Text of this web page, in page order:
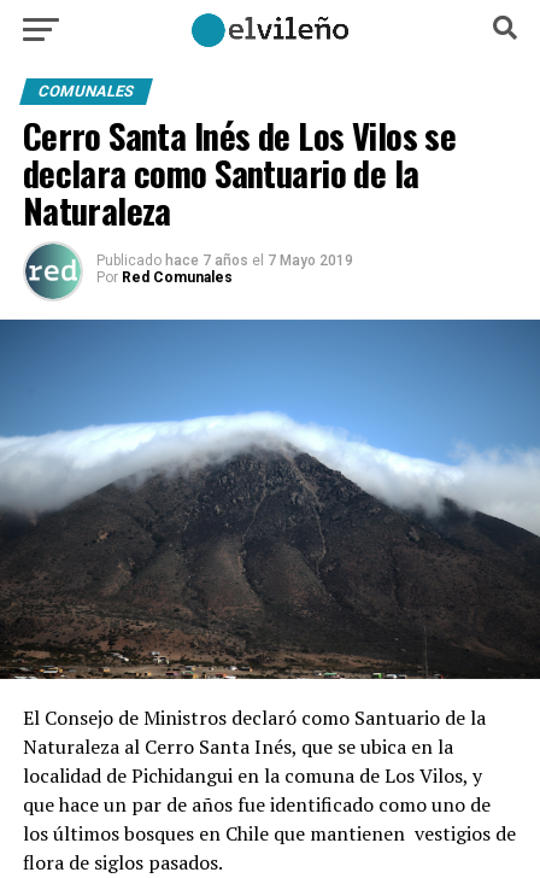
COMUNALES
Cerro Santa Inés de Los Vilos se
declara como Santuario de la
Naturaleza
Publicado hace 7 años el 7 Mayo 2019
Por Red Comunales
El Consejo de Ministros declaró como Santuario de la
Naturaleza al Cerro Santa Inés, que se ubica en la
localidad de Pichidangui en la comuna de Los Vilos, y
que hace un par de años fue identificado como uno de
los últimos bosques en Chile que mantienen vestigios de
flora de siglos pasados.